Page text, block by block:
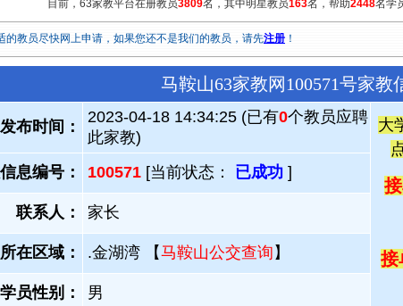
目前，63家教平台在册教员3809名，其中明星教员163名，帮助2448名学
的教员尽快网上申请，如果您还不是我们的教员，请先注册 ！
马鞍山63家教网100571号家教
发布时间：
2023-04-18 14:34:25 (已有0个教员应聘
此家教)
大
接
息编号： 100571 [当前状态： 已成功 ]
联系人： 家长
所在区域： .金湖湾 【马鞍山公交查询 】
学员性别： 男